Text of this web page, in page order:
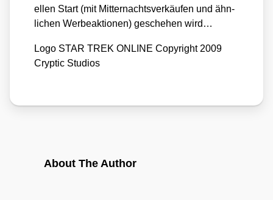
el­len Start (mit Mit­ter­nachts­ver­käu­fen und ähn­
li­chen Wer­be­ak­tio­nen) gesche­hen wird…
Logo STAR TREK ONLINE Copy­right 2009
Cryp­tic Stu­di­os
About The Author